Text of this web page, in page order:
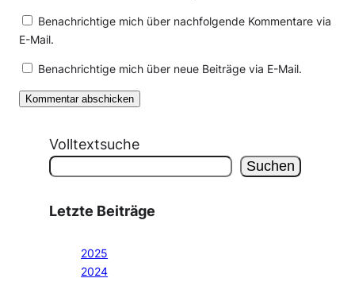
Benachrichtige mich über nachfolgende Kommentare via
E-Mail.
Benachrichtige mich über neue Beiträge via E-Mail.
Volltextsuche
Suchen
Letzte Beiträge
2025
2024